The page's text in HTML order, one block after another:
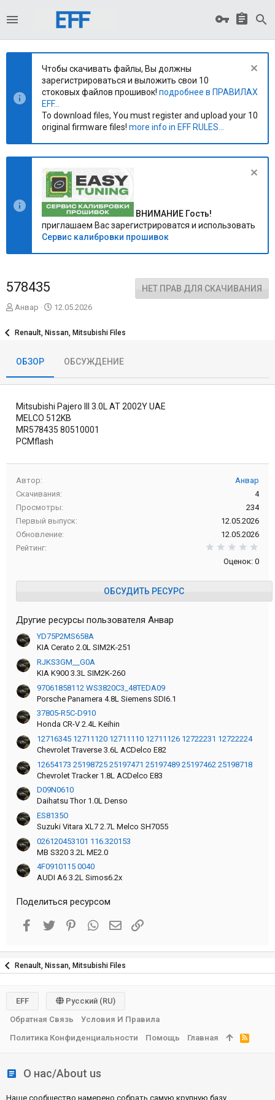
Чтобы скачивать файлы, Вы должны
зарегистрироваться и выложить свои 10
стоковых файлов прошивок! подробнее в ПРАВИЛАХ
EFF...
To download files, You must register and upload your 10
original firmware files! more info in EFF RULES...
ВНИМАНИЕ Гость!
приглашаем Вас зарегистрироватся и использовать
Сервис калибровки прошивок
578435 НЕТ ПРАВ ДЛЯ СКАЧИВАНИЯ
А
т
Анвар
Д
д
н
и
я
12.05.2026
Renault, Nissan, Mitsubishi Files
ОБЗОР ОБСУЖДЕНИЕ
Mitsubishi Pajero III 3.0L AT 2002Y UAE
MELCO 512KB
MR578435 80510001
PCMflash
Автор
Анвар
Скачивания
4
Просмотры
234
Первый выпуск
12.05.2026
Обновление
12.05.2026
Рейтинг
Оценок: 0
ОБСУДИТЬ РЕСУРС
Другие ресурсы пользователя Анвар
YD75P2MS658A
KIA Cerato 2.0L SIM2K-251
RJKS3GM__G0A
KIA K900 3.3L SIM2K-260
97061858112 WS3820C3_48TEDA09
Porsche Panamera 4.8L Siemens SDI6.1
37805-R5C-D910
Honda CR-V 2.4L Keihin
12716345 12711120 12711110 12711126 12722231 12722224
Chevrolet Traverse 3.6L ACDelco E82
12654173 25198725 25197471 25197489 25197462 25198718
Chevrolet Tracker 1.8L ACDelco E83
D09N0610
Daihatsu Thor 1.0L Denso
ES8135O
Suzuki Vitara XL7 2.7L Melco SH7055
026120453101 116.320153
MB S320 3.2L ME2.0
4F0910115 0040
AUDI A6 3.2L Simos6.2x
Поделиться ресурсом
Facebook
Twitter PinterestWhatsAppЭлектронная почта
Ссылка
Renault, Nissan, Mitsubishi Files
О нас/About us
Наше сообщество намерено собрать самую крупную базу
EFF
Русский (RU)
Обратная Связь
Условия И Правила
Политика Конфиденциальности
Помощь Главная
R